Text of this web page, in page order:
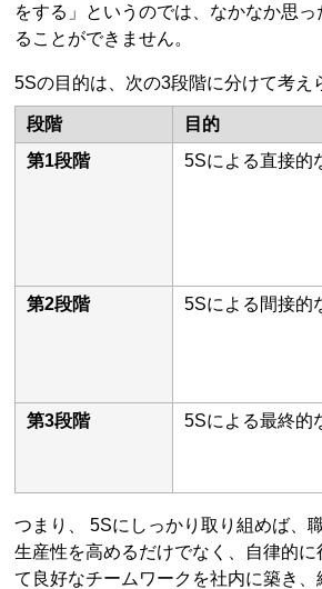
をする」というのでは、なかなか思
ることができません。
5Sの目的は、次の3段階に分けて考え
段階 目的
第1段階
5Sによる直接的
第2段階
5Sによる間接的
第3段階
5Sによる最終的
つまり、 5Sにしっかり取り組めば、
生産性を高めるだけでなく、自律的に
て良好なチームワークを社内に築き